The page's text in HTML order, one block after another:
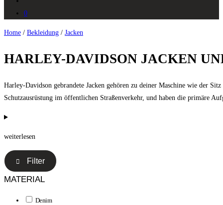
0
Home / Bekleidung / Jacken
HARLEY-DAVIDSON JACKEN
Harley-Davidson gebrandete Jacken gehören zu deiner Maschine wie der
Schutzausrüstung im öffentlichen Straßenverkehr, und haben die primäre
weiterlesen
Filter
MATERIAL
Denim